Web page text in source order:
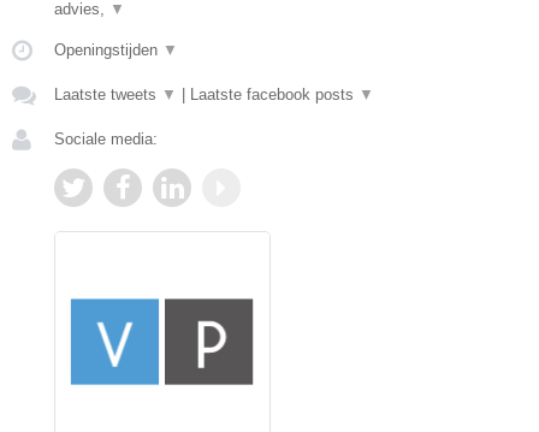
advies, ▼
Openingstijden ▼
Laatste tweets ▼ Laatste facebook posts ▼
Sociale media: